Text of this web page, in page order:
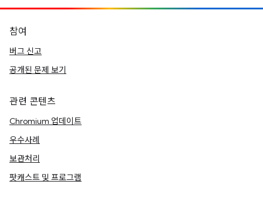
참여
버그 신고
공개된 문제 보기
관련 콘텐츠
Chromium 업데이트
우수사례
보관처리
팟캐스트 및 프로그램